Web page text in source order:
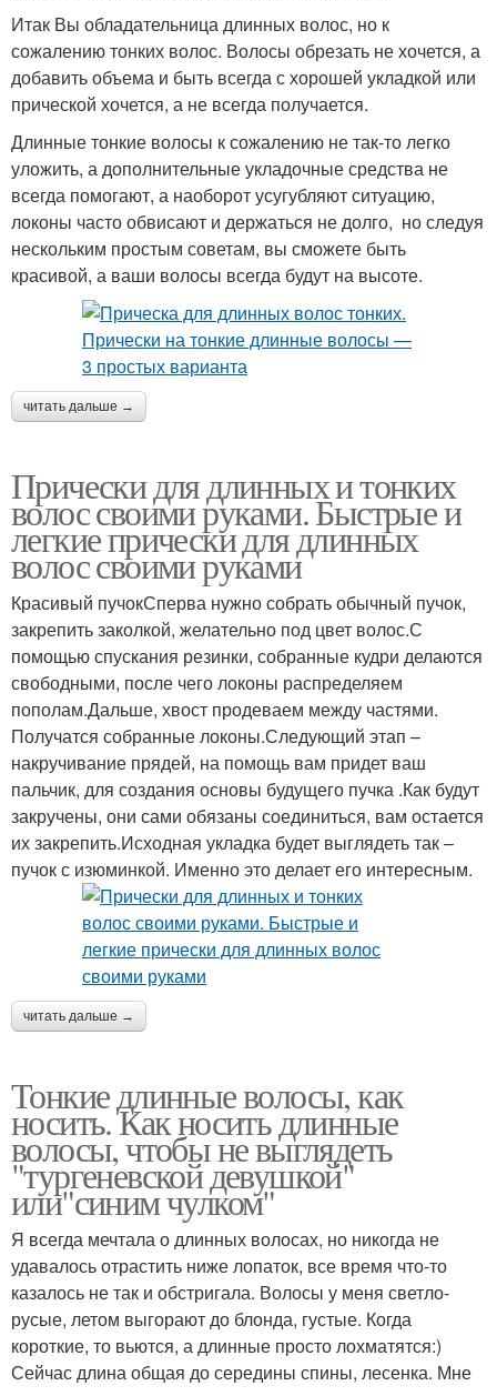
Итак Вы обладательница длинных волос, но к
сожалению тонких волос. Волосы обрезать не хочется, а
добавить объема и быть всегда с хорошей укладкой или
прической хочется, а не всегда получается.
Длинные тонкие волосы к сожалению не так-то легко
уложить, а дополнительные укладочные средства не
всегда помогают, а наоборот усугубляют ситуацию,
локоны часто обвисают и держаться не долго, но следуя
нескольким простым советам, вы сможете быть
красивой, а ваши волосы всегда будут на высоте.
читать дальше →
Прически для длинных и тонких
волос своими руками. Быстрые и
легкие прически для длинных
волос своими руками
Красивый пучокСперва нужно собрать обычный пучок,
закрепить заколкой, желательно под цвет волос.С
помощью спускания резинки, собранные кудри делаются
свободными, после чего локоны распределяем
пополам.Дальше, хвост продеваем между частями.
Получатся собранные локоны.Следующий этап –
накручивание прядей, на помощь вам придет ваш
пальчик, для создания основы будущего пучка .Как будут
закручены, они сами обязаны соединиться, вам остается
их закрепить.Исходная укладка будет выглядеть так –
пучок с изюминкой. Именно это делает его интересным.
читать дальше →
Тонкие длинные волосы, как
носить. Как носить длинные
волосы, чтобы не выглядеть
"тургеневской девушкой"
или"синим чулком"
Я всегда мечтала о длинных волосах, но никогда не
удавалось отрастить ниже лопаток, все время что-то
казалось не так и обстригала. Волосы у меня светло-
русые, летом выгорают до блонда, густые. Когда
короткие, то вьются, а длинные просто лохматятся:)
Сейчас длина общая до середины спины, лесенка. Мне